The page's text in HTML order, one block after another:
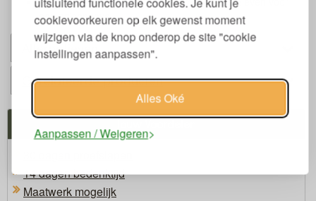
cookievoorkeuren op elk gewenst moment
wijzigen via de knop onderop de site "cookie
instellingen aanpassen".
Alles Oké
Aanpassen / Weigeren
een prijsopgave.
Alternatieven
Gerelateerde producten
14 dagen bedenktijd
Maatwerk mogelijk